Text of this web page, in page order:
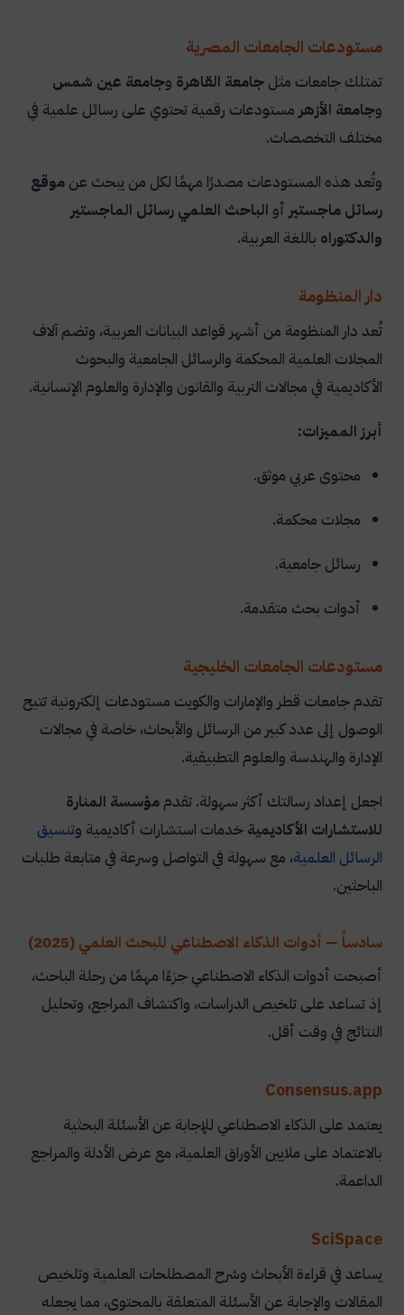
مستودعات الجامعات المصرية
تمتلك جامعات مثل جامعة القاهرة وجامعة عين شمس
وجامعة الأزهر مستودعات رقمية تحتوي على رسائل علمية في
مختلف التخصصات.
وتُعد هذه المستودعات مصدرًا مهمًا لكل من يبحث عن موقع
رسائل ماجستير أو الباحث العلمي رسائل الماجستير
والدكتوراه باللغة العربية.
دار المنظومة
تُعد دار المنظومة من أشهر قواعد البيانات العربية، وتضم آلاف
المجلات العلمية المحكمة والرسائل الجامعية والبحوث
الأكاديمية في مجالات التربية والقانون والإدارة والعلوم الإنسانية.
أبرز المميزات:
محتوى عربي موثق.
مجلات محكمة.
رسائل جامعية.
أدوات بحث متقدمة.
مستودعات الجامعات الخليجية
تقدم جامعات قطر والإمارات والكويت مستودعات إلكترونية تتيح
الوصول إلى عدد كبير من الرسائل والأبحاث، خاصة في مجالات
الإدارة والهندسة والعلوم التطبيقية.
اجعل إعداد رسالتك أكثر سهولة. تقدم مؤسسة المنارة
للاستشارات الأكاديمية خدمات استشارات أكاديمية وتنسيق
الرسائل العلمية، مع سهولة في التواصل وسرعة في متابعة طلبات
الباحثين.
سادساً — أدوات الذكاء الاصطناعي للبحث العلمي (2025)
أصبحت أدوات الذكاء الاصطناعي جزءًا مهمًا من رحلة الباحث،
إذ تساعد على تلخيص الدراسات، واكتشاف المراجع، وتحليل
النتائج في وقت أقل.
Consensus.app
يعتمد على الذكاء الاصطناعي للإجابة عن الأسئلة البحثية
بالاعتماد على ملايين الأوراق العلمية، مع عرض الأدلة والمراجع
الداعمة.
SciSpace
يساعد في قراءة الأبحاث وشرح المصطلحات العلمية وتلخيص
المقالات والإجابة عن الأسئلة المتعلقة بالمحتوى، مما يجعله